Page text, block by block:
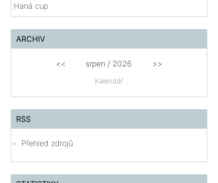
Haná cup
ARCHIV
Kalendář
<< srpen / 2026 >>
RSS
Přehled zdrojů